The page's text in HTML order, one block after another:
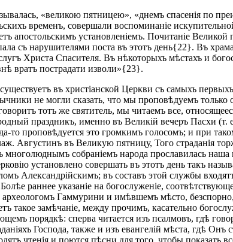
«великою пятницею», «днемъ спасенія по
временъ, совершали воспоминаніе
установленіемъ. Почитаніе Великой
съ нарушителями поста въ этотъ день{22}. Въ
Христа Спасителя. Въ нѣкоторыхъ мѣстахъ и
вратъ пострадати изволи»{23}.
въ христіанской Церкви съ самыхъ
не могли сказать, что мы проповѣдуемъ
тотъ же святитель, мы читаемъ все,
праздникъ, именно въ Великій вечеръ Пасхи
то проповѣдуется это громкимъ голосомъ; и при
Августинъ въ Великую пятницу, Того страданія
собраніемъ народа прославилась наша
установлено совершать въ этотъ день такъ
Александрійскимъ; въ составъ этой службы
раннее указаніе на богослуженіе,
Гаммурини и имѣвшемъ мѣсто,
такое замѣчаніе, между прочимъ, касательно
порядкѣ: сперва читается изъ псалмовъ, гдѣ
Господа, также и изъ евангелій мѣста, гдѣ Онъ
чтенія и поются пѣсни для того, чтобы показать